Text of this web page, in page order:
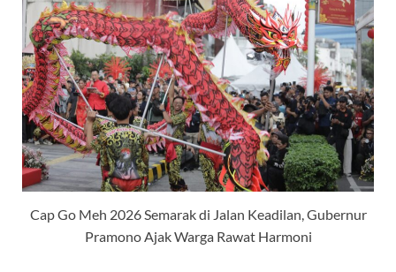
Cap Go Meh 2026 Semarak di Jalan Keadilan, Gubernur
Pramono Ajak Warga Rawat Harmoni